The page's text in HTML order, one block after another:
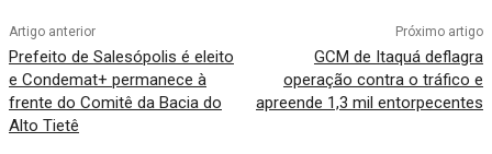
Artigo anterior
Prefeito de Salesópolis é eleito
e Condemat+ permanece à
frente do Comitê da Bacia do
Alto Tietê
Próximo artigo
GCM de Itaquá deflagra
operação contra o tráfico e
apreende 1,3 mil entorpecentes